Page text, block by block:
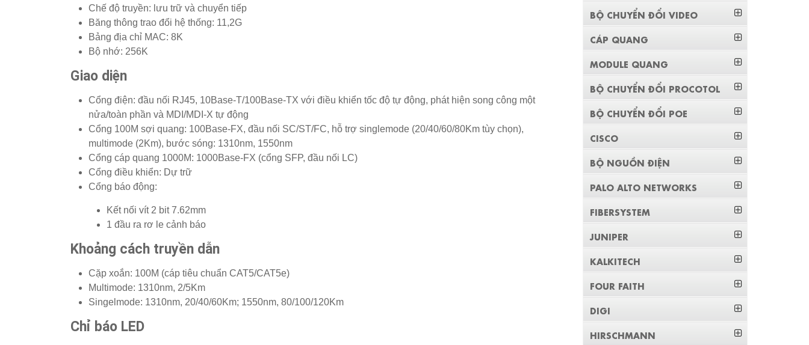
Chế độ truyền: lưu trữ và chuyển tiếp
Băng thông trao đổi hệ thống: 11,2G
Bảng địa chỉ MAC: 8K
Bộ nhớ: 256K
Giao diện
Cổng điện: đầu nối RJ45, 10Base-T/100Base-TX với điều khiển tốc độ tự động, phát hiện song công một
nửa/toàn phần và MDI/MDI-X tự động
Cổng 100M sợi quang: 100Base-FX, đầu nối SC/ST/FC, hỗ trợ singlemode (20/40/60/80Km tùy chọn),
multimode (2Km), bước sóng: 1310nm, 1550nm
Cổng cáp quang 1000M: 1000Base-FX (cổng SFP, đầu nối LC)
Cổng điều khiển: Dự trữ
Cổng báo động:
Kết nối vít 2 bit 7.62mm
1 đầu ra rơ le cảnh báo
Khoảng cách truyền dẫn
Cặp xoắn: 100M (cáp tiêu chuẩn CAT5/CAT5e)
Multimode: 1310nm, 2/5Km
Singelmode: 1310nm, 20/40/60Km; 1550nm, 80/100/120Km
Chỉ báo LED
BỘ CHUYỂN ĐỔI VIDEO
CÁP QUANG
MODULE QUANG
BỘ CHUYỂN ĐỔI PROCOTOL
BỘ CHUYỂN ĐỔI POE
CISCO
BỘ NGUỒN ĐIỆN
PALO ALTO NETWORKS
FIBERSYSTEM
JUNIPER
KALKITECH
FOUR FAITH
DIGI
HIRSCHMANN